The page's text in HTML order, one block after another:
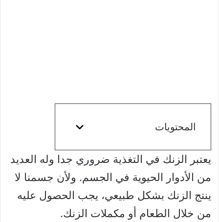
المحتويات
يعتبر الزنك في التغذية ضروري جدا وله العديد
من الأدوار الحيوية في الجسم. ولأن جسمنا لا
ينتج الزنك بشكل طبيعي، يجب الحصول عليه
من خلال الطعام أو مكملات الزنك.